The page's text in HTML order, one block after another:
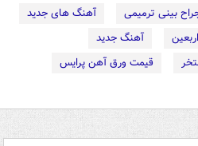
بینی ترمیمی
آهنگ های جدید
آهنگ جدید
قیمت ورق آهن پرایس